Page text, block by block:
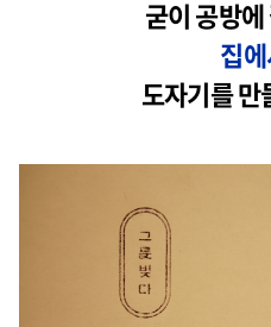
굳이 공방
집
도자기를 만